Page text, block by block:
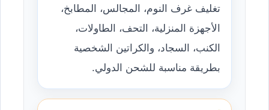
تغليف غرف النوم، المجالس، المطابخ،
الأجهزة المنزلية، التحف، الطاولات،
الكنب، السجاد، والكراتين الشخصية
بطريقة مناسبة للشحن الدولي.